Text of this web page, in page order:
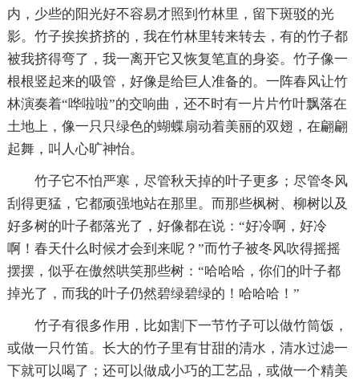
内，少些的阳光好不容易才照到竹林里，留下斑驳的光
影。竹子挨挨挤挤的，我在竹林里转来转去，有的竹子都
被我挤得弯了，我一离开它又恢复笔直的身姿。竹子像一
根根竖起来的吸管，好像是给巨人准备的。一阵春风让竹
林演奏着“哗啦啦”的交响曲，还不时有一片片竹叶飘落在
土地上，像一只只绿色的蝴蝶扇动着美丽的双翅，在翩翩
起舞，叫人心旷神怡。
竹子它不怕严寒，尽管秋天掉的叶子更多；尽管冬风
刮得更猛，它都顽强地站在那里。而那些枫树、柳树以及
好多树的叶子都落光了，好像都在说：“好冷啊，好冷
啊！春天什么时候才会到来呢？”而竹子被冬风吹得摇摇
摆摆，似乎在傲然哄笑那些树：“哈哈哈，你们的叶子都
掉光了，而我的叶子仍然碧绿碧绿的！哈哈哈！”
竹子有很多作用，比如割下一节竹子可以做竹筒饭，
或做一只竹笛。长大的竹子里有甘甜的清水，清水过滤一
下就可以喝了；还可以做成小巧的工艺品，或做一个精美